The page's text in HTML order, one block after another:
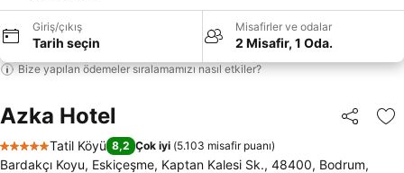
Giriş/çıkış
Tarih seçin
Misafirler ve odalar
2 Misafir, 1 Oda.
Bize yapılan ödemeler sıralamamızı nasıl etkiler?
Azka Hotel Paylaş
5 Yıldız
Tatil Köyü 8,2 Çok iyi (5.103 misafir puanı)
Bardakçı Koyu, Eskiçeşme, Kaptan Kalesi Sk., 48400, Bodrum,